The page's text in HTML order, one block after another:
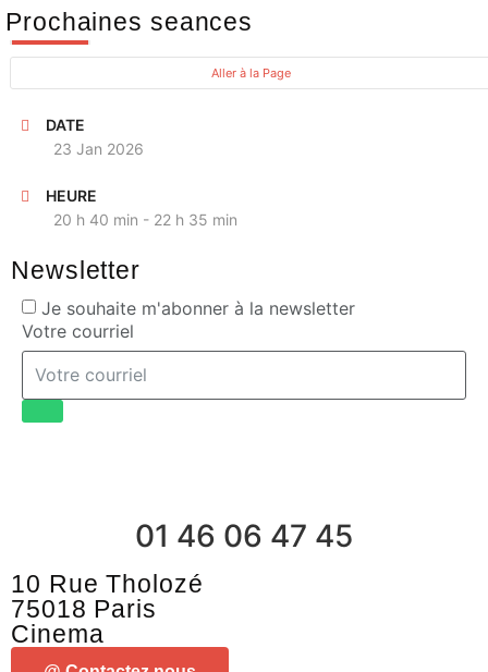
Prochaines seances
PROCHAINE OCCURENCE
Aller à la Page
DATE
23 Jan 2026
HEURE
20 h 40 min - 22 h 35 min
Newsletter
Je souhaite m'abonner à la newsletter
Votre courriel
01 46 06 47 45
10 Rue Tholozé
75018 Paris
Cinema